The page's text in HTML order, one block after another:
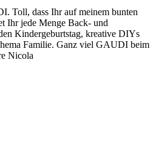
Toll, dass Ihr auf meinem bunten
Ihr jede Menge Back- und
Kindergeburtstag, kreative DIYs
Familie. Ganz viel GAUDI beim
Nicola